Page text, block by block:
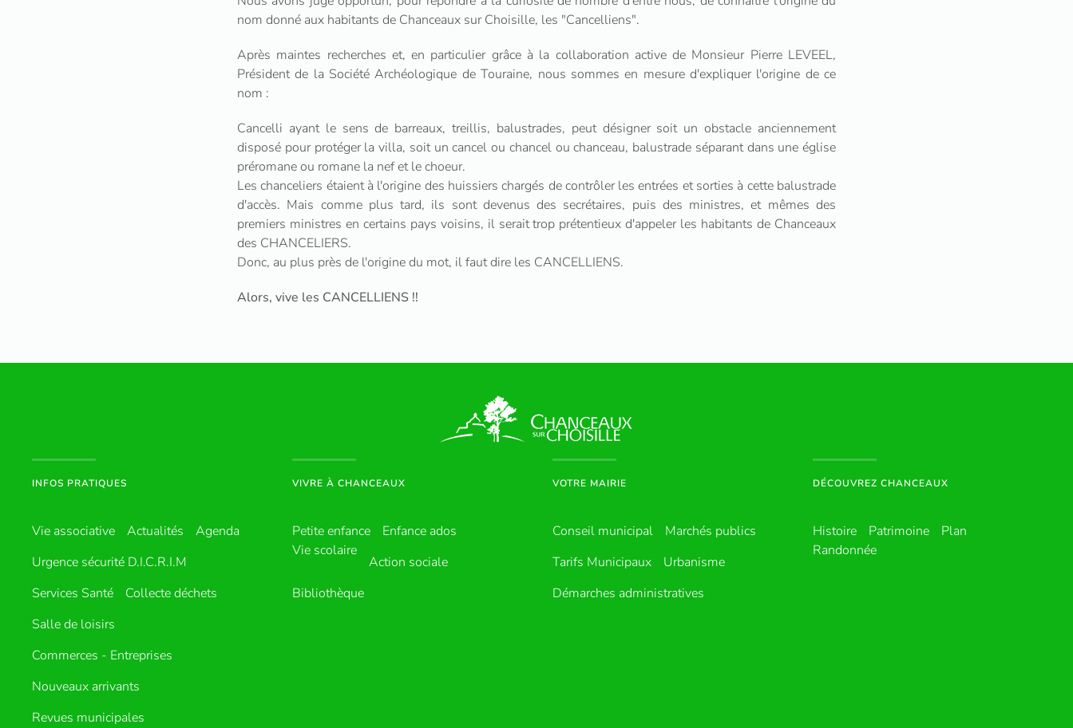
nom donné aux habitants de Chanceaux sur Choisille, les "Cancelliens".
Après maintes recherches et, en particulier grâce à la collaboration active de Monsieur Pierre LEVEEL,
Président de la Société Archéologique de Touraine, nous sommes en mesure d'expliquer l'origine de ce
nom :
Cancelli ayant le sens de barreaux, treillis, balustrades, peut désigner soit un obstacle anciennement
disposé pour protéger la villa, soit un cancel ou chancel ou chanceau, balustrade séparant dans une église
préromane ou romane la nef et le choeur.
Les chanceliers étaient à l'origine des huissiers chargés de contrôler les entrées et sorties à cette balustrade
d'accès. Mais comme plus tard, ils sont devenus des secrétaires, puis des ministres, et mêmes des
premiers ministres en certains pays voisins, il serait trop prétentieux d'appeler les habitants de Chanceaux
des CHANCELIERS.
Donc, au plus près de l'origine du mot, il faut dire les CANCELLIENS.
Alors, vive les CANCELLIENS !!
INFOS PRATIQUES
Vie associative Actualités
Agenda
Urgence sécurité D.I.C.R.I.M
Services Santé
Collecte déchets
Salle de loisirs
Commerces - Entreprises
Nouveaux arrivants
Revues municipales
VIVRE À CHANCEAUX
Petite enfance
Enfance ados
Vie scolaire
Action sociale
Bibliothèque
VOTRE MAIRIE
Conseil municipal
Marchés publics
Tarifs Municipaux
Urbanisme
Démarches administratives
DÉCOUVREZ CHANCEAUX
Histoire Patrimoine
Plan
Randonnée